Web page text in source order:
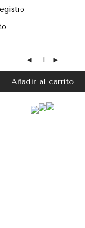
Añadir al carrito